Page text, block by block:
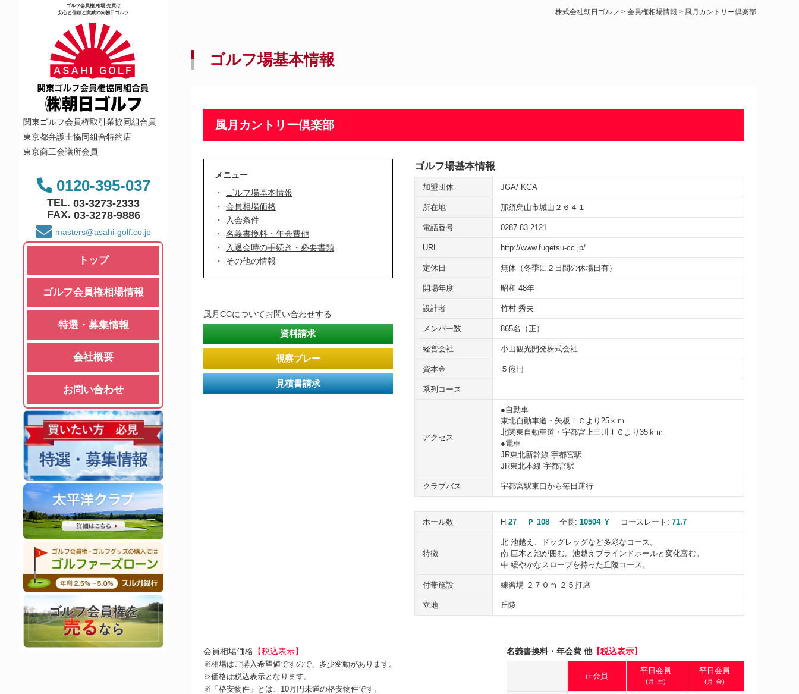
ゴルフ会員権,相場,売買は
安心と信頼と実績の㈱朝日ゴルフ
関東ゴルフ会員権取引業協同組合員
東京都弁護士協同組合特約店
東京商工会議所会員
0120-395-037
TEL. 03-3273-2333
FAX. 03-3278-9886
masters@asahi-golf.co.jp
トップ
ゴルフ会員権相場情報
特選・募集情報
会社概要
お問い合わせ
株式会社朝日ゴルフ > 会員権相場情報 > 風月カントリー倶楽部
ゴルフ場基本情報
風月カントリー倶楽部
メニュー
ゴルフ場基本情報
会員相場価格
入会条件
名義書換料・年会費他
入退会時の手続き・必要書類
その他の情報
風月CCについてお問い合わせする
資料請求
視察プレー
見積書請求
ゴルフ場基本情報
加盟団体 JGA KGA
所在地 那須烏山市城山２６４１
電話番号 0287-83-2121
URL http://www.fugetsu-cc.jp/
定休日 無休（冬季に２日間の休場日有）
開場年度 昭和 48年
設計者 竹村 秀夫
メンバー数 865名（正）
経営会社 小山観光開発株式会社
資本金 ５億円
系列コース
アクセス
●自動車
東北自動車道・矢板ＩＣより25ｋｍ
北関東自動車道・宇都宮上三川ＩＣより35ｋｍ
●電車
JR東北新幹線 宇都宮駅
JR東北本線 宇都宮駅
クラブバス 宇都宮駅東口から毎日運行
ホール数 H 27 Ｐ 108 全長: 10504 Ｙ コースレート: 71.7
特徴
北 池越え、ドッグレッグなど多彩なコース。
南 巨木と池が囲む。池越えブラインドホールと変化富む。
中 緩やかなスロープを持った丘陵コース。
付帯施設 練習場 ２７０ｍ ２５打席
立地 丘陵
会員相場価格 【税込表示】
※相場はご購入希望値ですので、多少変動があります。
※価格は税込表示となります。
※「格安物件」とは、10万円未満の格安物件です。
名義書換料・年会費 他【税込表示】
正会員
平日会員
(月-土)
平日会員
(月-金)